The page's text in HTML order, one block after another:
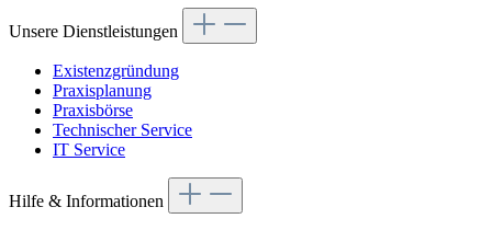
Unsere Dienstleistungen
Existenzgründung
Praxisplanung
Praxisbörse
Technischer Service
IT Service
Hilfe & Informationen